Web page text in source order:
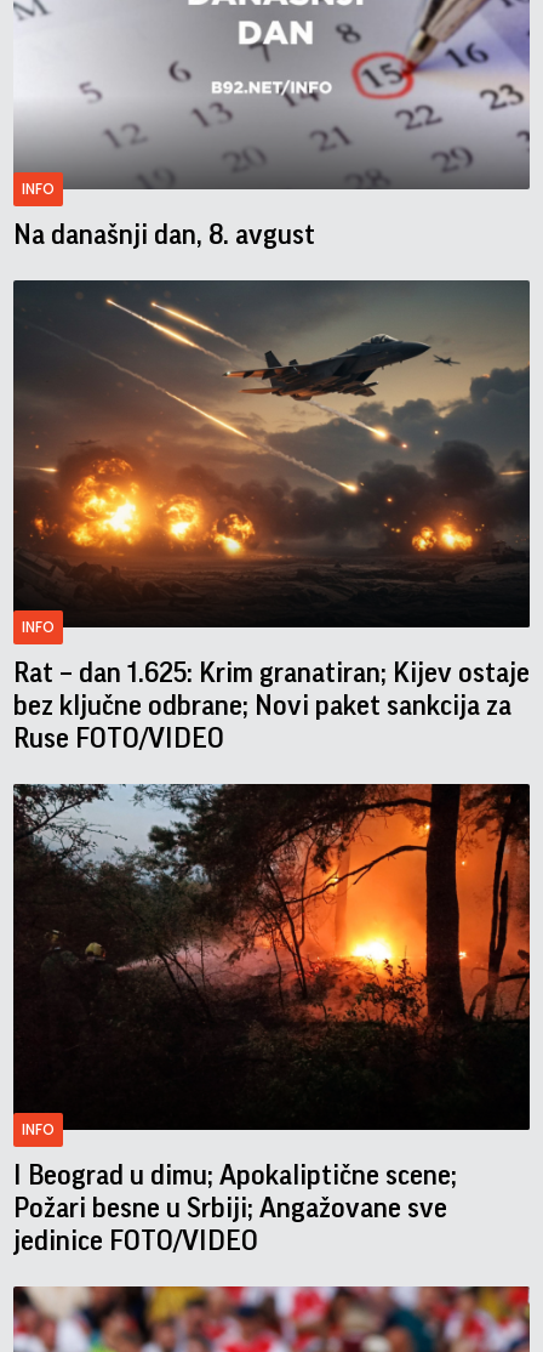
INFO
Na današnji dan, 8. avgust
INFO
Rat – dan 1.625: Krim granatiran; Kijev ostaje
bez ključne odbrane; Novi paket sankcija za
Ruse FOTO/VIDEO
INFO
I Beograd u dimu; Apokaliptične scene;
Požari besne u Srbiji; Angažovane sve
jedinice FOTO/VIDEO